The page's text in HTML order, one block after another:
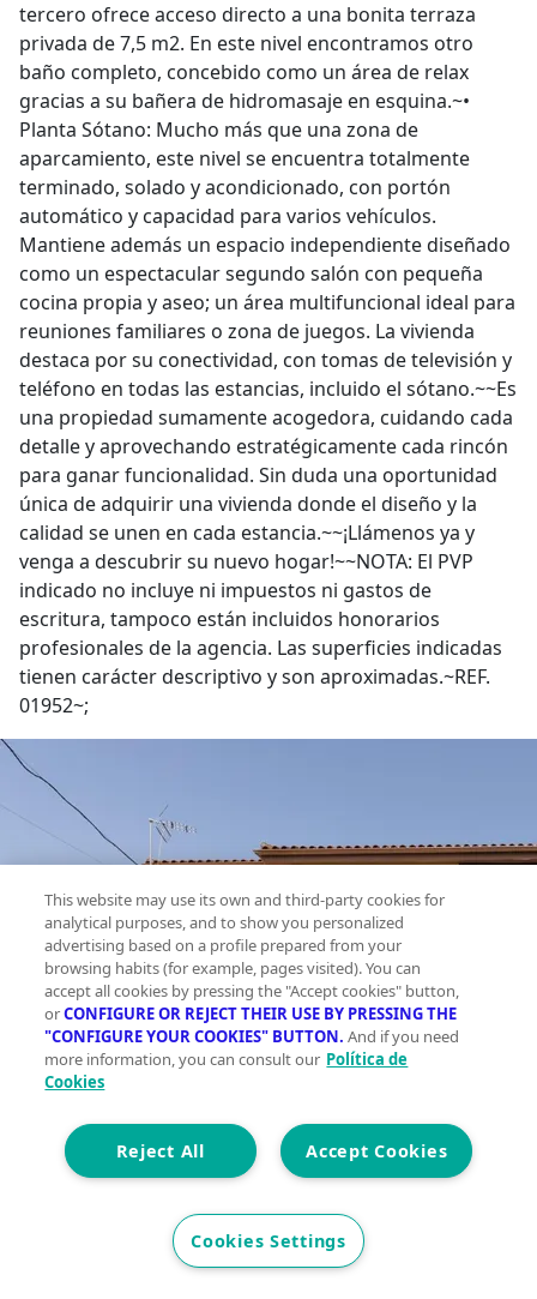
tercero ofrece acceso directo a una bonita terraza
privada de 7,5 m2. En este nivel encontramos otro
baño completo, concebido como un área de relax
gracias a su bañera de hidromasaje en esquina.~•⁠
⁠Planta Sótano: Mucho más que una zona de
aparcamiento, este nivel se encuentra totalmente
terminado, solado y acondicionado, con portón
automático y capacidad para varios vehículos.
Mantiene además un espacio independiente diseñado
como un espectacular segundo salón con pequeña
cocina propia y aseo; un área multifuncional ideal para
reuniones familiares o zona de juegos. La vivienda
destaca por su conectividad, con tomas de televisión y
teléfono en todas las estancias, incluido el sótano.~~Es
una propiedad sumamente acogedora, cuidando cada
detalle y aprovechando estratégicamente cada rincón
para ganar funcionalidad. Sin duda una oportunidad
única de adquirir una vivienda donde el diseño y la
calidad se unen en cada estancia.~~¡Llámenos ya y
venga a descubrir su nuevo hogar!~~NOTA: El PVP
indicado no incluye ni impuestos ni gastos de
escritura, tampoco están incluidos honorarios
profesionales de la agencia. Las superficies indicadas
tienen carácter descriptivo y son aproximadas.~REF.
01952~;
This website may use its own and third-party cookies for
analytical purposes, and to show you personalized
advertising based on a profile prepared from your
browsing habits (for example, pages visited). You can
accept all cookies by pressing the "Accept cookies" button,
orCONFIGURE OR REJECT THEIR USE BY PRESSING THE
"CONFIGURE YOUR COOKIES" BUTTON. And if you need
more information, you can consult our Política de
Cookies
Accept Cookies
Reject All
Cookies Settings